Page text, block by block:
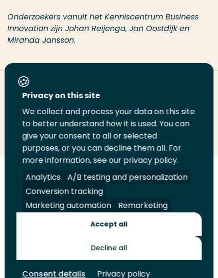
Onderzoekers vanuit het Kenniscentrum Business
Innovation zijn Johan Reijenga, Jan Oostdijk en
Miranda Jansson.
Deel deze pagina
Deel
LinkedIn
Deel
op
Twitter
Deel
op
Facebook
Email
deze
pagina
Print
deze
pagina
Volg
ons
op
LinkedIn
Volg
ons
op
Facebook
Volg
ons
op
YouTube
Volg
ons
op
Instagram
Juridisch Security A-Z Index
Contact
Toekomstmakers
Privacy on this site
We collect and process your data on this site
to better understand how it is used. You can
give your consent to all or selected
purposes, or you can decline them all. For
more information, see our privacy policy.
Analytics
A/B testing and personalization
Conversion tracking
Marketing automation
Remarketing
Accept all
Decline all
Consent details Privacy policy